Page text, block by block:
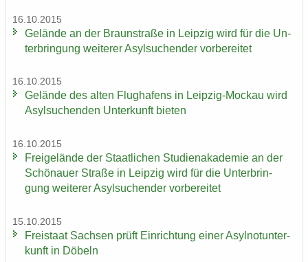
16.10.2015
Ge­län­de an der Braun­stra­ße in Leip­zig wird für die Un­
ter­brin­gung wei­te­rer Asyl­su­chen­der vor­be­rei­tet
16.10.2015
Ge­län­de des alten Flug­ha­fens in Leipzig-​Mockau wird
Asyl­su­chen­den Un­ter­kunft bie­ten
16.10.2015
Frei­ge­län­de der Staat­li­chen Stu­di­en­aka­de­mie an der
Schö­nau­er Stra­ße in Leip­zig wird für die Un­ter­brin­
gung wei­te­rer Asyl­su­chen­der vor­be­rei­tet
15.10.2015
Frei­staat Sach­sen prüft Ein­rich­tung einer Asyl­not­un­ter­
kunft in Dö­beln